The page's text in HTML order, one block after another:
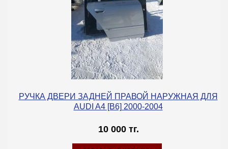
РУЧКА ДВЕРИ ЗАДНЕЙ ПРАВОЙ НАРУЖНАЯ ДЛЯ
AUDI A4 [B6] 2000-2004
10 000 тг.